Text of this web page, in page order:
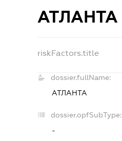
АТЛАНТА
riskFactors.title
dossier.fullName:
АТЛАНТА
dossier.opfSubType:
-